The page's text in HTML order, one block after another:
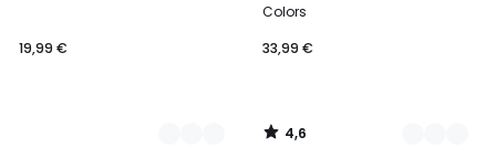
19,99 €
Colors
33,99 €
4,6
/